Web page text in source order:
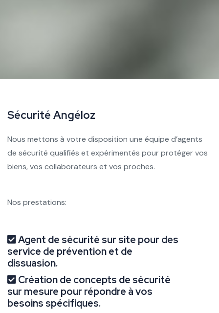
Sécurité Angéloz
Nous mettons à votre disposition une équipe d’agents
de sécurité qualifiés et expérimentés pour protéger vos
biens, vos collaborateurs et vos proches.
Nos prestations:
Agent de sécurité sur site pour des
service de prévention et de
dissuasion.
Création de concepts de sécurité
sur mesure pour répondre à vos
besoins spécifiques.